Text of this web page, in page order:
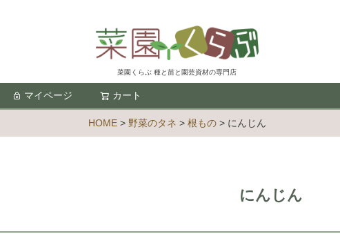
菜園くらぶ 種と苗と園芸資材の専門店
マイページ カート
HOME 野菜のタネ 根もの にんじん
にんじん